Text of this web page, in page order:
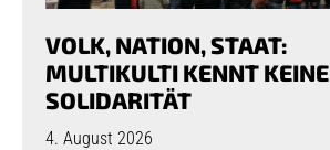
VOLK, NATION, STAAT:
MULTIKULTI KENNT KEINE
SOLIDARITÄT
4. August 2026